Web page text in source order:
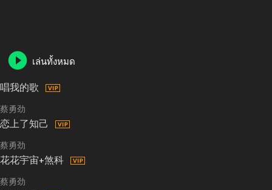
เล่นทั้งหมด
唱我的歌
蔡勇劲
恋上了知己
蔡勇劲
花花宇宙+煞科
蔡勇劲